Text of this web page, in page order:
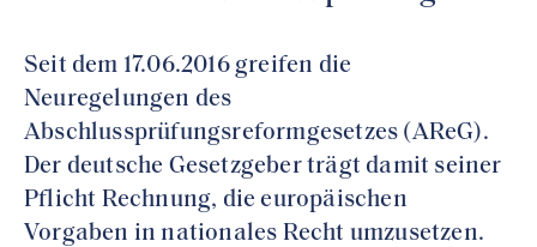
Seit dem 17.06.2016 greifen die
Neuregelungen des
Abschlussprüfungsreformgesetzes (AReG).
Der deutsche Gesetzgeber trägt damit seiner
Pflicht Rechnung, die europäischen
Vorgaben in nationales Recht umzusetzen.